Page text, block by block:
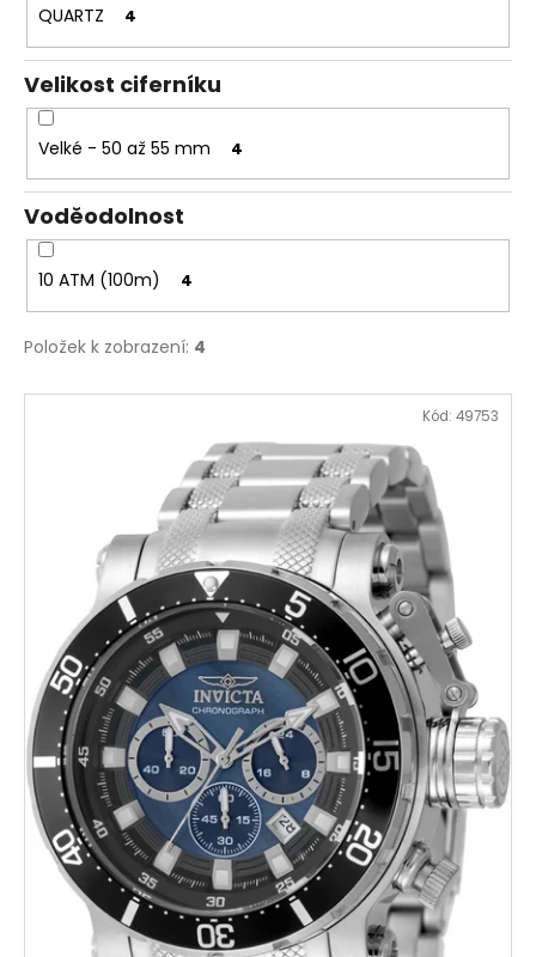
QUARTZ 4
Velikost ciferníku
Velké - 50 až 55 mm 4
Voděodolnost
10 ATM (100m) 4
Položek k zobrazení: 4
V
u
k
t
ů
Kód: 49753